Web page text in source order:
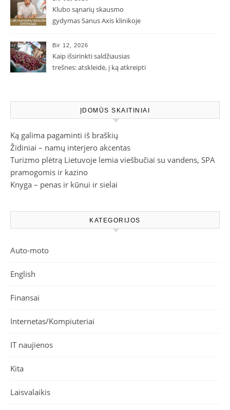
Klubo sąnarių skausmo
gydymas Sanus Axis klinikoje
Bir 12, 2026
Kaip išsirinkti saldžiausias
trešnes: atskleidė, į ką atkreipti
ĮDOMŪS SKAITINIAI
Ką galima pagaminti iš braškių
Židiniai – namų interjero akcentas
Turizmo plėtrą Lietuvoje lemia viešbučiai su vandens, SPA
pramogomis ir kazino
Knyga – penas ir kūnui ir sielai
KATEGORIJOS
Auto-moto
English
Finansai
Internetas/Kompiuteriai
IT naujienos
Kita
Laisvalaikis